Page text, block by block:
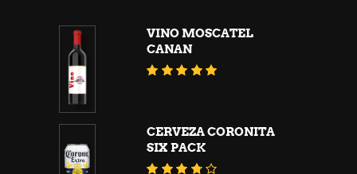
VINO MOSCATEL
CANAN
CERVEZA CORONITA
SIX PACK